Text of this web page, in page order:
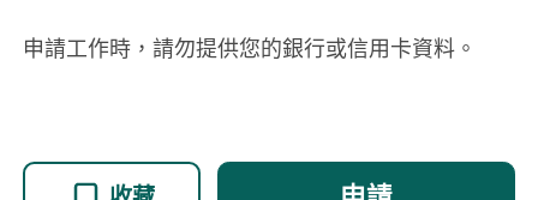
申請工作時，請勿提供您的銀行或信用卡資料。